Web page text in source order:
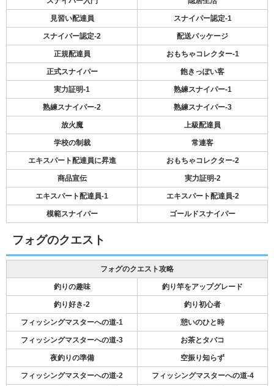
見習い配達員 スナイパー認定-1
スナイパー認定-2 配送パッケージ
正規配達員 おもちゃコレクター-1
正式スナイパー 飽きっぽい客
実力証明-1 熟練スナイパー-1
熟練スナイパー-2 熟練スナイパー-3
放火魔 上級配達員
学校の制裁 常連客
エキスパート配達員に昇進 おもちゃコレクター-2
商品宣伝 実力証明-2
エキスパート配達員-1 エキスパート配達員-2
模範スナイパー ゴールドスナイパー
フォグのクエスト
フォグのクエスト攻略
釣りの趣味 釣り竿をアップグレード
釣り好き-2 釣り初心者
フィッシングマスターへの道-1 憩いのひと時
フィッシングマスターへの道-3 お茶とタバコ
夜釣りの準備 空振り知らず
フィッシングマスターへの道-2 フィッシングマスターへの道-4